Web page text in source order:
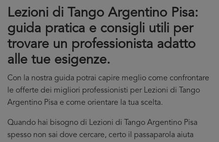
Lezioni di Tango Argentino Pisa:
guida pratica e consigli utili per
trovare un professionista adatto
alle tue esigenze.
Con la nostra guida potrai capire meglio come confrontare
le offerte dei migliori professionisti per Lezioni di Tango
Argentino Pisa e come orientare la tua scelta.
Quando hai bisogno di Lezioni di Tango Argentino Pisa
spesso non sai dove cercare, certo il passaparola aiuta